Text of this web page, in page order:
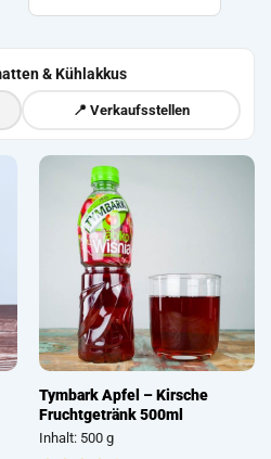
& Kühlakkus
mit DHL
📍 Verkaufsstellen
Tymbark Apfel – Kirsche
Fruchtgetränk 500ml
Inhalt: 500 g